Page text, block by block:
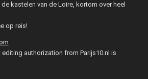
kastelen van de Loire, kortom over heel
op reis!
authorization from Parijs10.nl is